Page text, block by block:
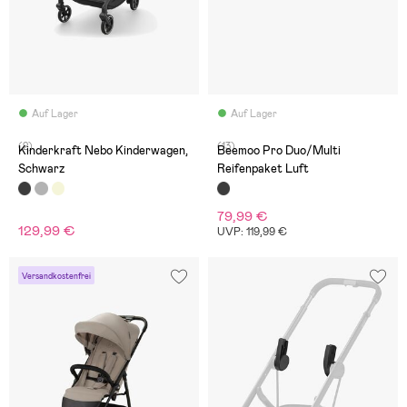
Auf Lager
(2)
Kinderkraft Nebo Kinderwagen,
Schwarz
129,99 €
Auf Lager
(13)
Beemoo Pro Duo/Multi
Reifenpaket Luft
79,99 €
UVP: 119,99 €
Versandkostenfrei